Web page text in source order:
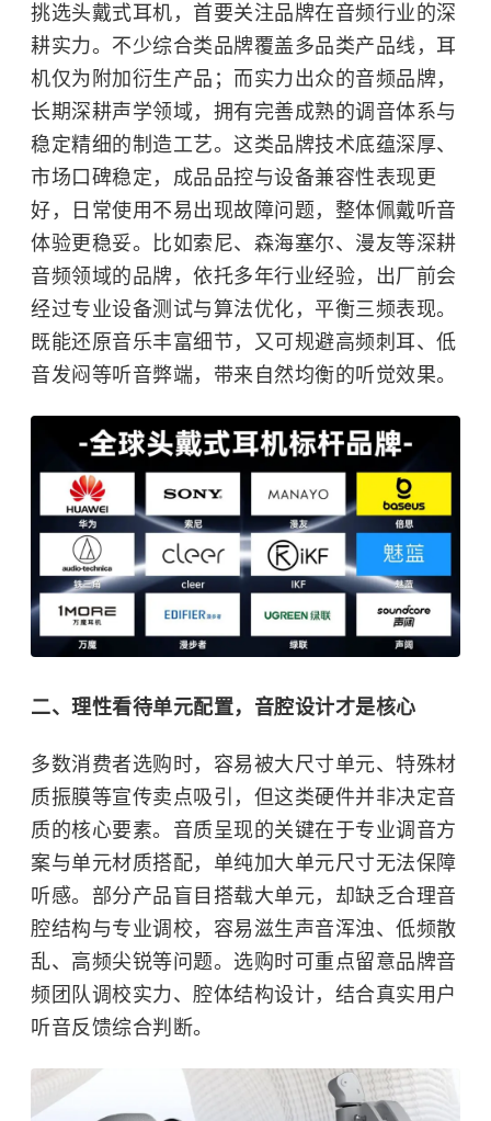
挑选头戴式耳机，首要关注品牌在音频行业的深
耕实力。不少综合类品牌覆盖多品类产品线，耳
机仅为附加衍生产品；而实力出众的音频品牌，
长期深耕声学领域，拥有完善成熟的调音体系与
稳定精细的制造工艺。这类品牌技术底蕴深厚、
市场口碑稳定，成品品控与设备兼容性表现更
好，日常使用不易出现故障问题，整体佩戴听音
体验更稳妥。比如索尼、森海塞尔、漫友等深耕
音频领域的品牌，依托多年行业经验，出厂前会
经过专业设备测试与算法优化，平衡三频表现。
既能还原音乐丰富细节，又可规避高频刺耳、低
音发闷等听音弊端，带来自然均衡的听觉效果。
二、理性看待单元配置，音腔设计才是核心
多数消费者选购时，容易被大尺寸单元、特殊材
质振膜等宣传卖点吸引，但这类硬件并非决定音
质的核心要素。音质呈现的关键在于专业调音方
案与单元材质搭配，单纯加大单元尺寸无法保障
听感。部分产品盲目搭载大单元，却缺乏合理音
腔结构与专业调校，容易滋生声音浑浊、低频散
乱、高频尖锐等问题。选购时可重点留意品牌音
频团队调校实力、腔体结构设计，结合真实用户
听音反馈综合判断。